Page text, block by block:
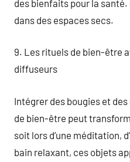
des bienfaits pour la santé.
dans des espaces secs.
9. Les rituels de bien-être
diffuseurs
Intégrer des bougies et
de bien-être peut
soit lors d’une méditation,
bain relaxant, ces objets